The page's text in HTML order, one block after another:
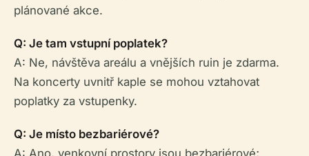
plánované akce.
Q: Je tam vstupní poplatek?
A: Ne, návštěva areálu a vnějších ruin je zdarma.
Na koncerty uvnitř kaple se mohou vztahovat
poplatky za vstupenky.
Q: Je místo bezbariérové?
A: Ano, venkovní prostory jsou bezbariérové;